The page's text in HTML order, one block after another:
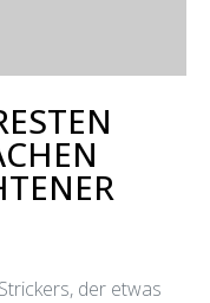
der etwas